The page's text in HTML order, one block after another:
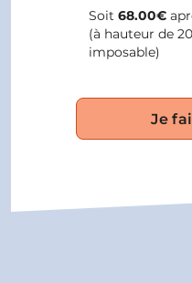
Soit 68.00€
(à hauteur de
imposable)
Je